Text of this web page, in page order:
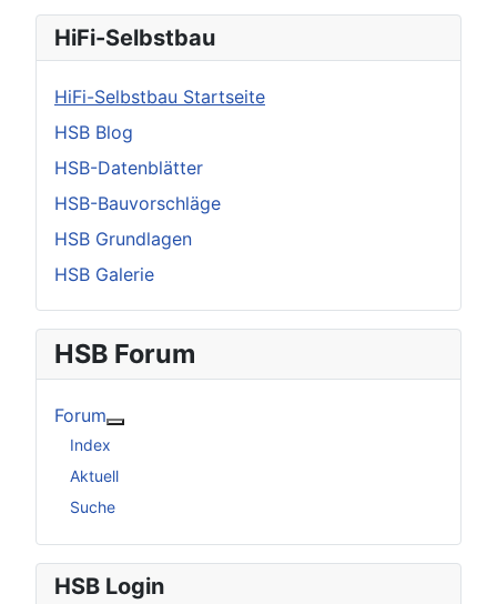
HiFi-Selbstbau
HiFi-Selbstbau Startseite
HSB Blog
HSB-Datenblätter
HSB-Bauvorschläge
HSB Grundlagen
HSB Galerie
HSB Forum
Forum
Index
Aktuell
Suche
HSB Login